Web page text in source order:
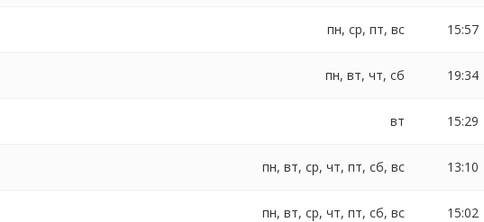
пн, ср, пт, вс 15:57
пн, вт, чт, сб 19:34
вт 15:29
пн, вт, ср, чт, пт, сб, вс 13:10
пн, вт, ср, чт, пт, сб, вс 15:02